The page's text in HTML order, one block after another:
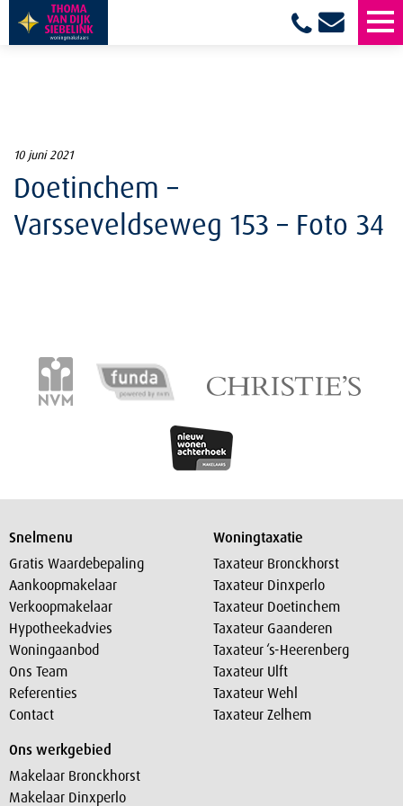
10 juni 2021
Doetinchem –
Varsseveldseweg 153 – Foto 34
Snelmenu
Gratis Waardebepaling
Aankoopmakelaar
Verkoopmakelaar
Hypotheekadvies
Woningaanbod
Ons Team
Referenties
Contact
Woningtaxatie
Taxateur Bronckhorst
Taxateur Dinxperlo
Taxateur Doetinchem
Taxateur Gaanderen
Taxateur ‘s-Heerenberg
Taxateur Ulft
Taxateur Wehl
Taxateur Zelhem
Ons werkgebied
Makelaar Bronckhorst
Makelaar Dinxperlo